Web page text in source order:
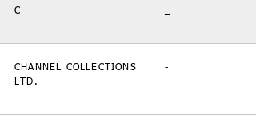
C
CHANNEL COLLECTIONS
LTD.
-